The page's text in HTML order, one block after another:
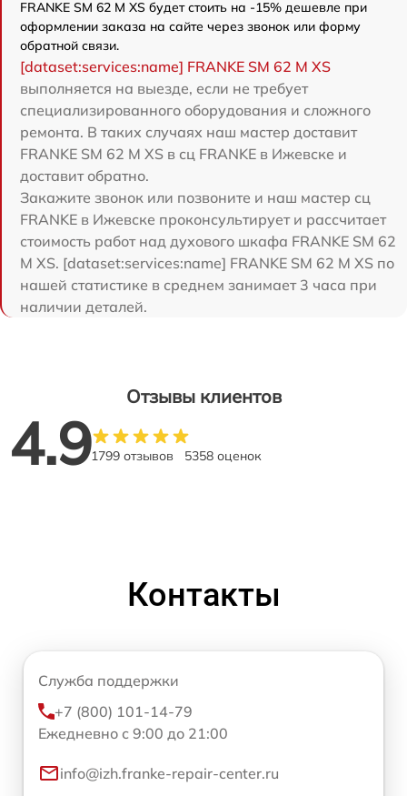
FRANKE SM 62 M XS будет стоить на -15% дешевле при
оформлении заказа на сайте через звонок или форму
обратной связи.
[dataset:services:name] FRANKE SM 62 M XS
выполняется на выезде, если не требует
специализированного оборудования и сложного
ремонта. В таких случаях наш мастер доставит
FRANKE SM 62 M XS в сц FRANKE в Ижевске и
доставит обратно.
Закажите звонок или позвоните и наш мастер сц
FRANKE в Ижевске проконсультирует и рассчитает
стоимость работ над духового шкафа FRANKE SM 62
M XS. [dataset:services:name] FRANKE SM 62 M XS по
нашей статистике в среднем занимает 3 часа при
наличии деталей.
Отзывы клиентов
4.91799 отзывов 5358 оценок
Контакты
Служба поддержки
+7 (800) 101-14-79
Ежедневно с 9:00 до 21:00
info@izh.franke-repair-center.ru